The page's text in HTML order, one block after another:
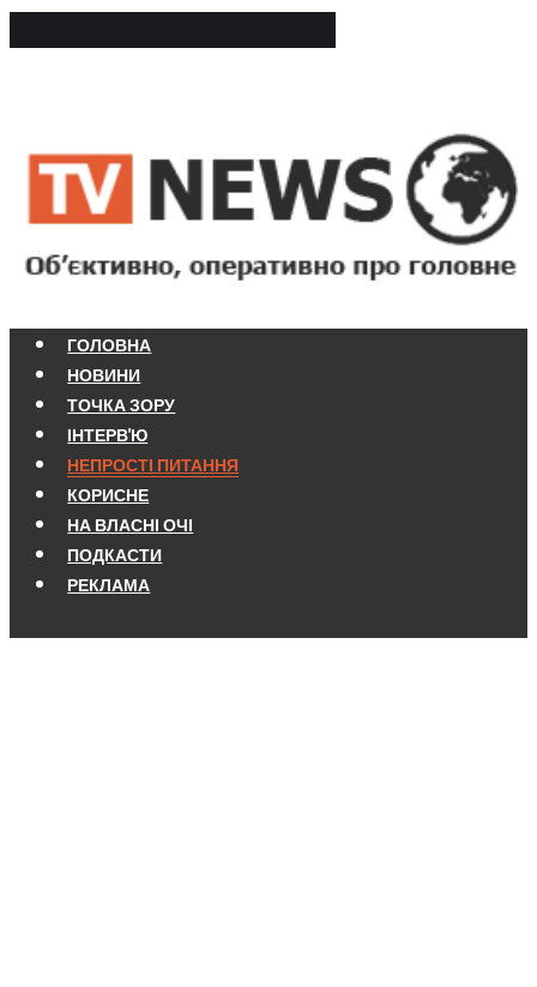
ГОЛОВНА
НОВИНИ
ТОЧКА ЗОРУ
ІНТЕРВ'Ю
НЕПРОСТІ ПИТАННЯ
КОРИСНЕ
НА ВЛАСНІ ОЧІ
ПОДКАСТИ
РЕКЛАМА